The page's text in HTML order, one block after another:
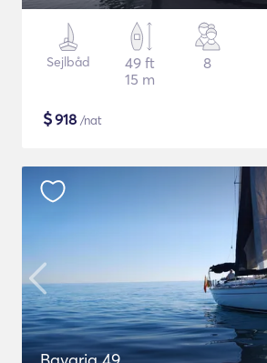
Sejlbåd
49 ft
15 m
8
$918 /nat